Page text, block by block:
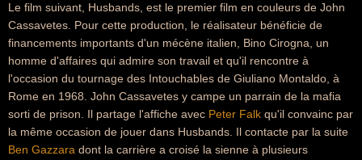
Le film suivant, Husbands, est le premier film en couleurs de John
Cassavetes. Pour cette production, le réalisateur bénéficie de
financements importants d'un mécène italien, Bino Cirogna, un
homme d'affaires qui admire son travail et qu'il rencontre à
l'occasion du tournage des Intouchables de Giuliano Montaldo, à
Rome en 1968. John Cassavetes y campe un parrain de la mafia
sorti de prison. Il partage l'affiche avec Peter Falk qu'il convainc par
la même occasion de jouer dans Husbands. Il contacte par la suite
Ben Gazzara dont la carrière a croisé la sienne à plusieurs